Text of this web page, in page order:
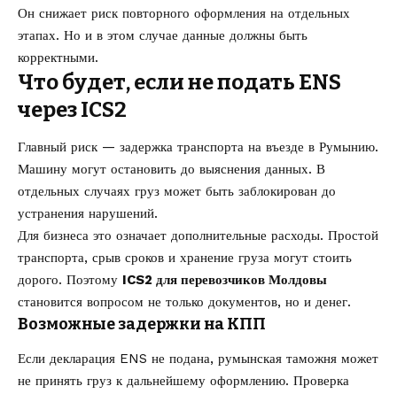
Он снижает риск повторного оформления на отдельных
этапах. Но и в этом случае данные должны быть
корректными.
Что будет, если не подать ENS
через ICS2
Главный риск — задержка транспорта на въезде в Румынию.
Машину могут остановить до выяснения данных. В
отдельных случаях груз может быть заблокирован до
устранения нарушений.
Для бизнеса это означает дополнительные расходы. Простой
транспорта, срыв сроков и хранение груза могут стоить
дорого. Поэтому ICS2 для перевозчиков Молдовы
становится вопросом не только документов, но и денег.
Возможные задержки на КПП
Если декларация ENS не подана, румынская таможня может
не принять груз к дальнейшему оформлению. Проверка